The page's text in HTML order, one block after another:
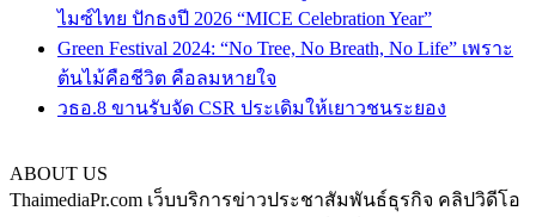
ไมซ์ไทย ปักธงปี 2026 “MICE Celebration Year”
Green Festival 2024: “No Tree, No Breath, No Life” เพราะ
ต้นไม้คือชีวิต คือลมหายใจ
วธอ.8 ขานรับจัด CSR ประเดิมให้เยาวชนระยอง
ABOUT US
ThaimediaPr.com เว็บบริการข่าวประชาสัมพันธ์ธุรกิจ คลิปวิดีโอ